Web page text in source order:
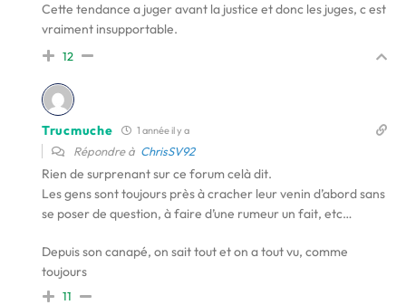
Cette tendance a juger avant la justice et donc les juges, c est
vraiment insupportable.
12
Trucmuche 1 année il y a
Répondre à ChrisSV92
Rien de surprenant sur ce forum celà dit.
Les gens sont toujours près à cracher leur venin d’abord sans
se poser de question, à faire d’une rumeur un fait, etc…
Depuis son canapé, on sait tout et on a tout vu, comme
toujours
11